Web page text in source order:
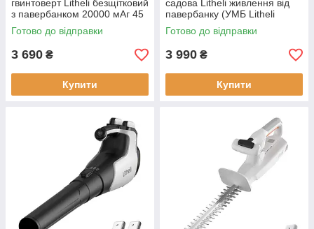
гвинтоверт Litheli безщітковий
з павербанком 20000 мАг 45
Вт
Готово до відправки
3 690 ₴
Купити
садова Litheli живлення від
павербанку (УМБ Litheli
Power Bank 10000 mAh 45 W
2А)
Готово до відправки
3 990 ₴
Купити